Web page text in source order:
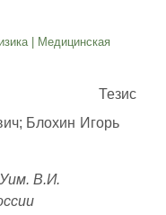
|
Медицинская
Тезис
Блохин Игорь
В.И.